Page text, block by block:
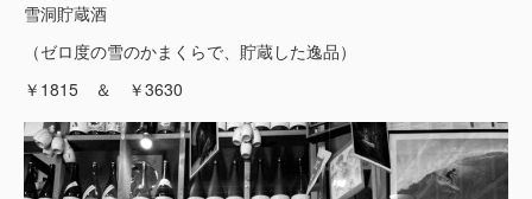
雪洞貯蔵酒
（ゼロ度の雪のかまくらで、貯蔵した逸品）
￥1815 ＆ ￥3630